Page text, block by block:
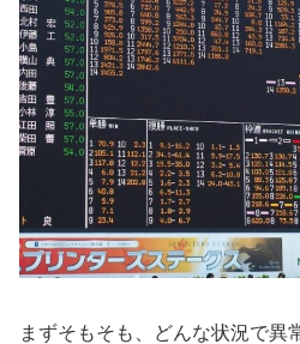
まずそもそも、どんな状況で異